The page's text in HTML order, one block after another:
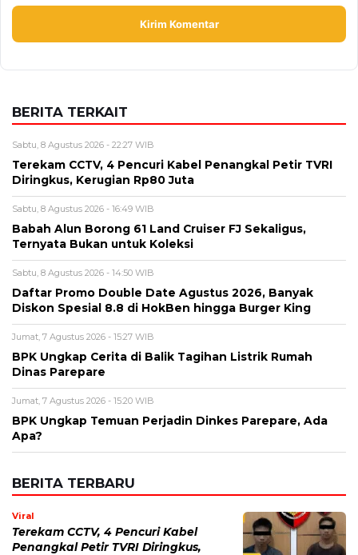
BERITA TERKAIT
Sabtu, 8 Agustus 2026 - 22:27 WIB
Terekam CCTV, 4 Pencuri Kabel Penangkal Petir TVRI
Diringkus, Kerugian Rp80 Juta
Sabtu, 8 Agustus 2026 - 16:49 WIB
Babah Alun Borong 61 Land Cruiser FJ Sekaligus,
Ternyata Bukan untuk Koleksi
Sabtu, 8 Agustus 2026 - 14:50 WIB
Daftar Promo Double Date Agustus 2026, Banyak
Diskon Spesial 8.8 di HokBen hingga Burger King ‎
Jumat, 7 Agustus 2026 - 15:27 WIB
BPK Ungkap Cerita di Balik Tagihan Listrik Rumah
Dinas Parepare
Jumat, 7 Agustus 2026 - 15:20 WIB
BPK Ungkap Temuan Perjadin Dinkes Parepare, Ada
Apa?
BERITA TERBARU
Viral
Terekam CCTV, 4 Pencuri Kabel
Penangkal Petir TVRI Diringkus,